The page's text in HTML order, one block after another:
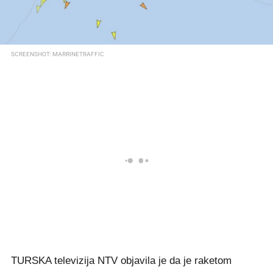
SCREENSHOT: MARRINETRAFFIC
TURSKA televizija NTV objavila je da je raketom